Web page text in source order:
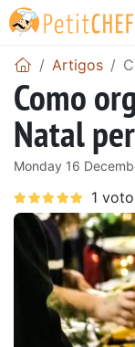
Artigos
Como
Natal
Monday 16